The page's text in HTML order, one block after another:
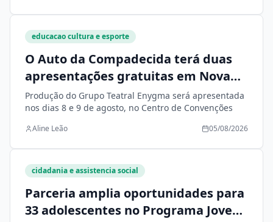
educacao cultura e esporte
O Auto da Compadecida terá duas
apresentações gratuitas em Nova
Andradina
Produção do Grupo Teatral Enygma será apresentada
nos dias 8 e 9 de agosto, no Centro de Convenções
Aline Leão 05/08/2026
cidadania e assistencia social
Parceria amplia oportunidades para
33 adolescentes no Programa Jovem